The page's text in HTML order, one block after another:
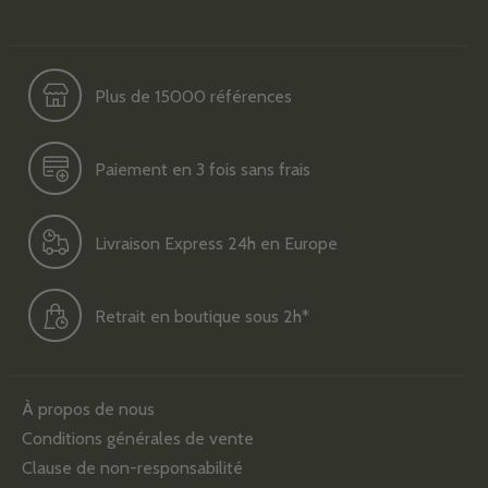
Plus de 15000 références
Paiement en 3 fois sans frais
Livraison Express 24h en Europe
Retrait en boutique sous 2h*
À propos de nous
Conditions générales de vente
Clause de non-responsabilité